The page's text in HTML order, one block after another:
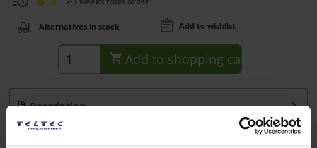
Alternatives in stock Add to wishlist
Add to shopping cart
Description
Der Defender wurde entwickelt, um das vordere Element